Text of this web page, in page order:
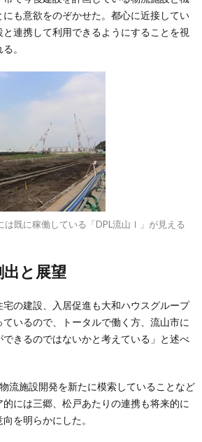
も意欲をのぞかせた。都心に近接してい
連携して利用できるようにすることを視
。
は既に稼働している「DPL流山Ⅰ」が見える
出と展望
の建設、入居促進も大和ハウスグループ
いるので、トータルで働く方、流山市に
きるのではないかと考えている」と述べ
流施設開発を新たに模索していることなど
には三郷、松戸あたりの連携も将来的に
を明らかにした。